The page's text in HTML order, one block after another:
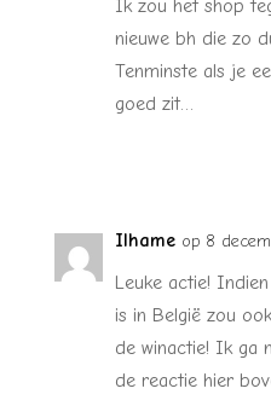
Ik zou het shop
nieuwe bh die zo
Tenminste als je
goed zit…
Ilhame op 8
Leuke actie!
is in België zou
de winactie! Ik ga
de reactie hier